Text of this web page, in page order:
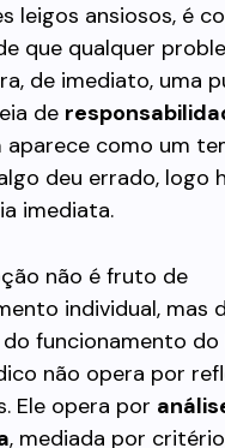
leigos ansiosos, é
que qualquer
de imediato, uma
de
aparece como um
deu errado, logo
imediata.
não é fruto de
individual, mas
funcionamento do
não opera por
Ele opera por
, mediada por